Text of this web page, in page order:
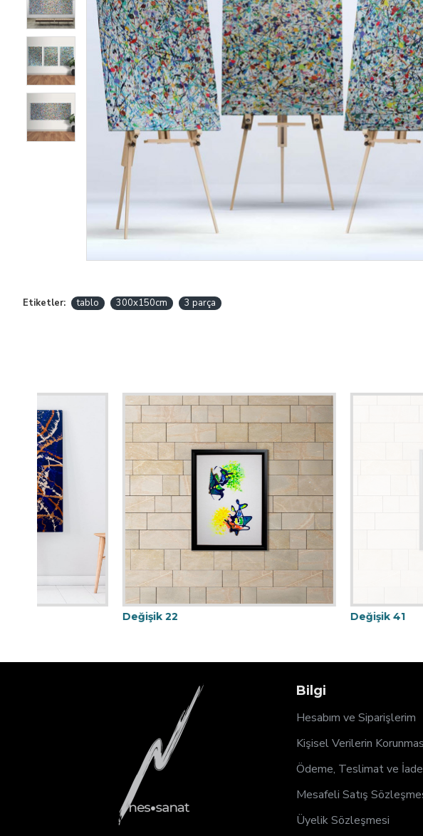
Etiketler: tablo 300x150cm 3 parça
Bilgi
Hesabım ve Siparişlerim
Kişisel Verilerin
Ödeme, Teslimat ve İade
Mesafeli Satış
Üyelik Sözleşmesi